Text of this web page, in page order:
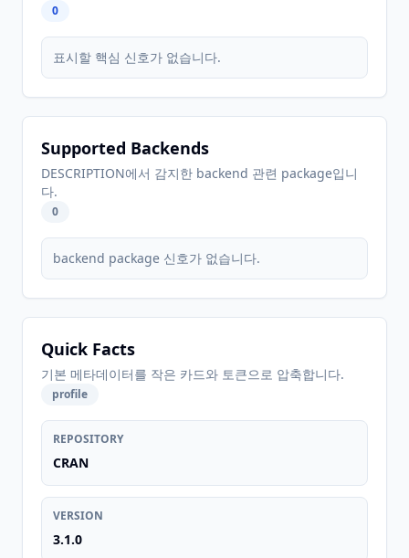
0
표시할 핵심 신호가 없습니다.
Supported Backends
DESCRIPTION에서 감지한 backend 관련 package입니
다.
0
backend package 신호가 없습니다.
Quick Facts
기본 메타데이터를 작은 카드와 토큰으로 압축합니다.
profile
REPOSITORY
CRAN
VERSION
3.1.0